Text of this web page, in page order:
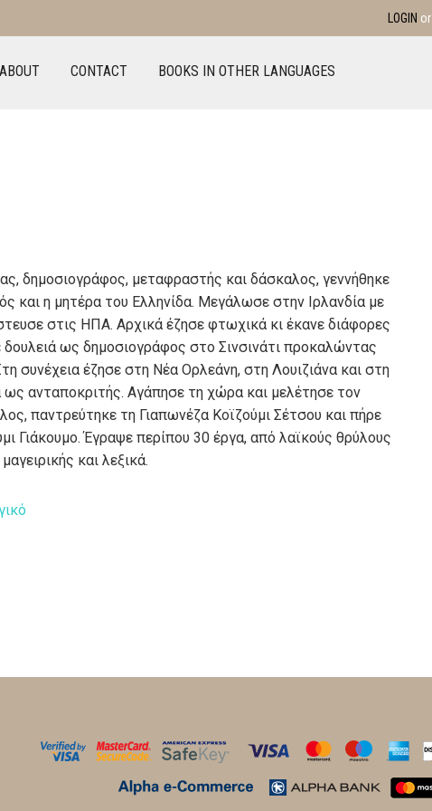
LOGIN or
ABOUT CONTACT BOOKS IN OTHER LANGUAGES
δημοσιογράφος, μεταφραστής και δάσκαλος, γεννήθηκε
και η μητέρα του Ελληνίδα. Μεγάλωσε στην Ιρλανδία με
στις ΗΠΑ. Αρχικά έζησε φτωχικά κι έκανε διάφορες
δουλειά ως δημοσιογράφος στο Σινσινάτι προκαλώντας
συνέχεια έζησε στη Νέα Ορλεάνη, στη Λουιζιάνα και στη
ανταποκριτής. Αγάπησε τη χώρα και μελέτησε τον
παντρεύτηκε τη Γιαπωνέζα Κοϊζούμι Σέτσου και πήρε
Γιάκουμο. Έγραψε περίπου 30 έργα, από λαϊκούς θρύλους
και λεξικά.